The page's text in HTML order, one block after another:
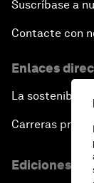
Suscríbase a
Contacte con
Enlaces
La
Carreras
Ediciones